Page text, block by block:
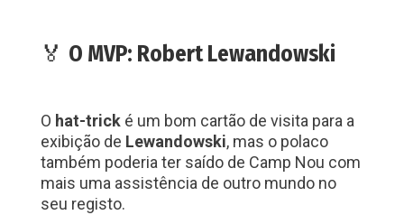
🏅 O MVP: Robert Lewandowski
O hat-trick é um bom cartão de visita para a
exibição de Lewandowski, mas o polaco
também poderia ter saído de Camp Nou com
mais uma assistência de outro mundo no
seu registo.